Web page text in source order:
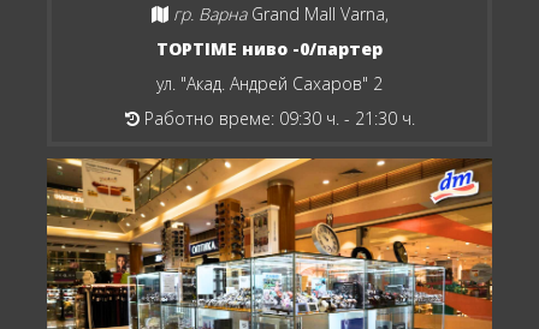
гр. Варна Grand Mall Varna,
TOPTIME ниво -0/партер
ул. "Акад. Андрей Сахаров" 2
Работно време: 09:30 ч. - 21:30 ч.